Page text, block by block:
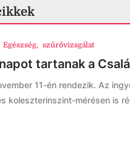
Egészség, szűrővizsgálat
tartanak a
11-én rendezik. Az
koleszterinszint-mérésen is